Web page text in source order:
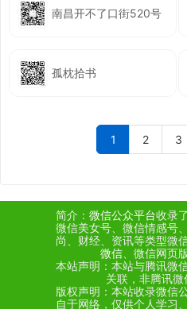
南昌开不了口街520号
孤枕拾书
1 2 3
简介： 微信公众平台收录
微信美女号、微信情感号
尚、财经、资讯等类型微
微信 、微信网页
本站声明：本站与腾讯微信
关联，非腾讯微
版权声明：本站收录微信
自于网络，仅供个人学习